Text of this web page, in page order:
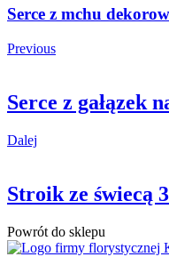
Serce z mchu
Previous
Serce z gałązek
Dalej
Stroik ze świecą
Powrót do sklepu